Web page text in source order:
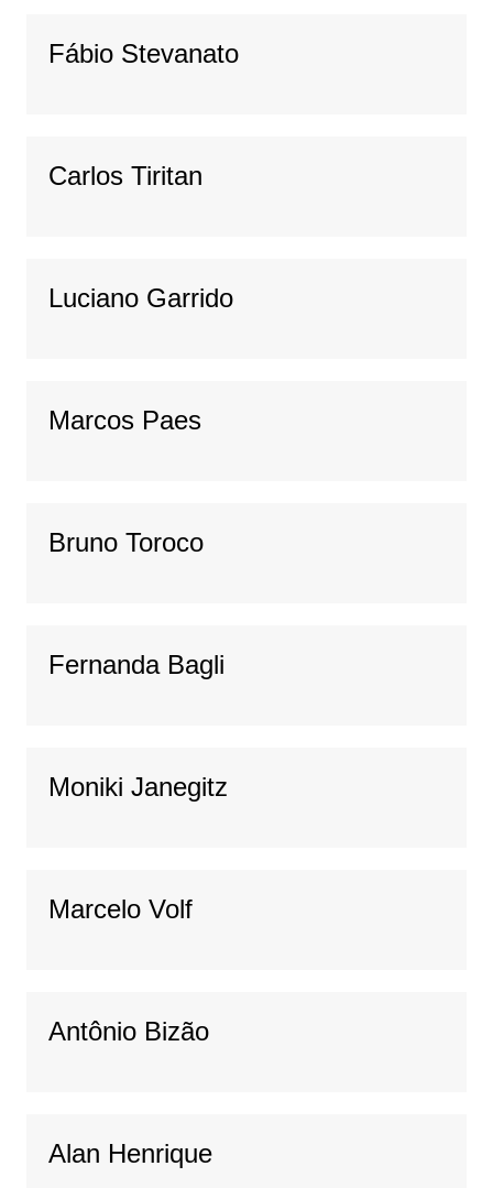
Fábio Stevanato
Carlos Tiritan
Luciano Garrido
Marcos Paes
Bruno Toroco
Fernanda Bagli
Moniki Janegitz
Marcelo Volf
Antônio Bizão
Alan Henrique